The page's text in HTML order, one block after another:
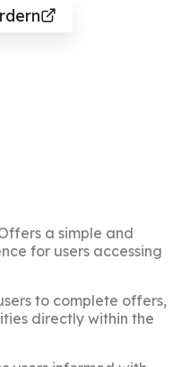
a simple and
for users accessing
to complete offers,
directly within the